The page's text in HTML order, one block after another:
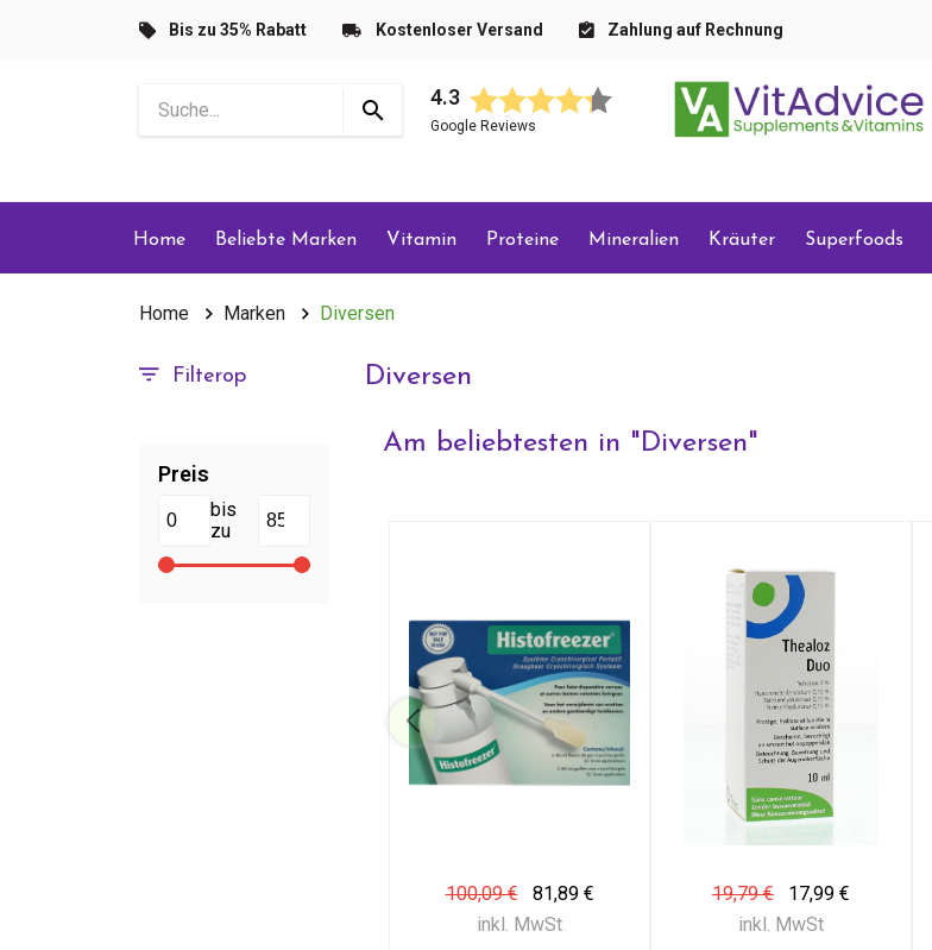
Bis zu 35% Rabatt Kostenloser Versand Zahlung auf Rechnung
4.3
Google Reviews
Home Beliebte Marken Vitamin Proteine Mineralien Kräuter Superfoods
Home Marken Diversen
Filterop
Preis
bis
zu
Diversen
Am beliebtesten in "Diversen"
100,09 €
81,89 €
inkl. MwSt
19,79 €
17,99 €
inkl. MwSt